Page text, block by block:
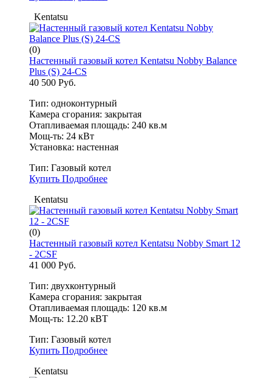
Kentatsu
(0)
Настенный газовый котел Kentatsu Nobby Balance
Plus (S) 24-CS
40 500 Руб.
Тип: одноконтурный
Камера сгорания: закрытая
Отапливаемая площадь: 240 кв.м
Мощ-ть: 24 кВт
Установка: настенная
Тип: Газовый котел
Купить Подробнее
Kentatsu
(0)
Настенный газовый котел Kentatsu Nobby Smart 12
- 2CSF
41 000 Руб.
Тип: двухконтурный
Камера сгорания: закрытая
Отапливаемая площадь: 120 кв.м
Мощ-ть: 12.20 кВТ
Тип: Газовый котел
Купить Подробнее
Kentatsu